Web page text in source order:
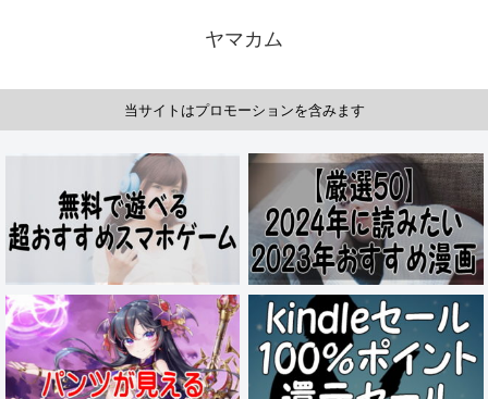
ヤマカム
当サイトはプロモーションを含みます